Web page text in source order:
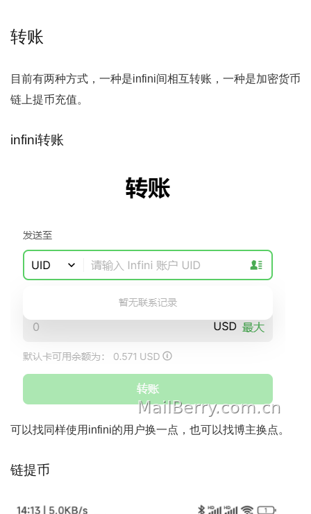
转账
目前有两种方式，一种是infini间相互转账，一种是加密货币
链上提币充值。
infini转账
可以找同样使用infini的用户换一点，也可以找博主换点。
链提币